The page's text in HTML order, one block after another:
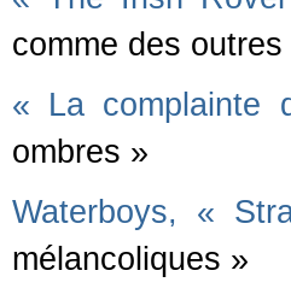
comme des outres
« La complainte
ombres »
Waterboys, «
mélancoliques »